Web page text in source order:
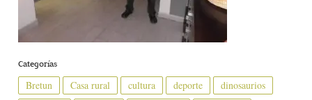
Categorías
Bretun Casa rural cultura deporte
dinosaurios